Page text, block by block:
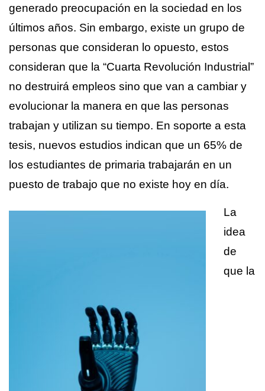
generado preocupación en la sociedad en los
últimos años. Sin embargo, existe un grupo de
personas que consideran lo opuesto, estos
consideran que la “Cuarta Revolución Industrial”
no destruirá empleos sino que van a cambiar y
evolucionar la manera en que las personas
trabajan y utilizan su tiempo. En soporte a esta
tesis, nuevos estudios indican que un 65% de
los estudiantes de primaria trabajarán en un
puesto de trabajo que no existe hoy en día.
La
idea
de
que la